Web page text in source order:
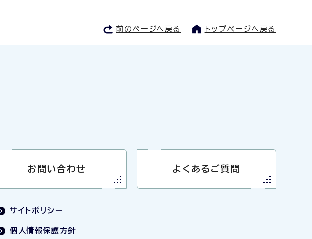
前のページへ戻る トップページへ戻る
お問い合わせ よくあるご質問
サイトポリシー
個人情報保護方針